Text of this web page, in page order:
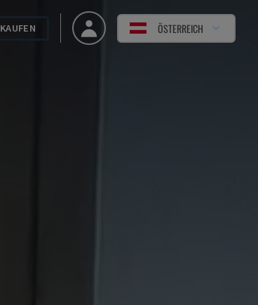
KAUFEN ÖSTERREICH